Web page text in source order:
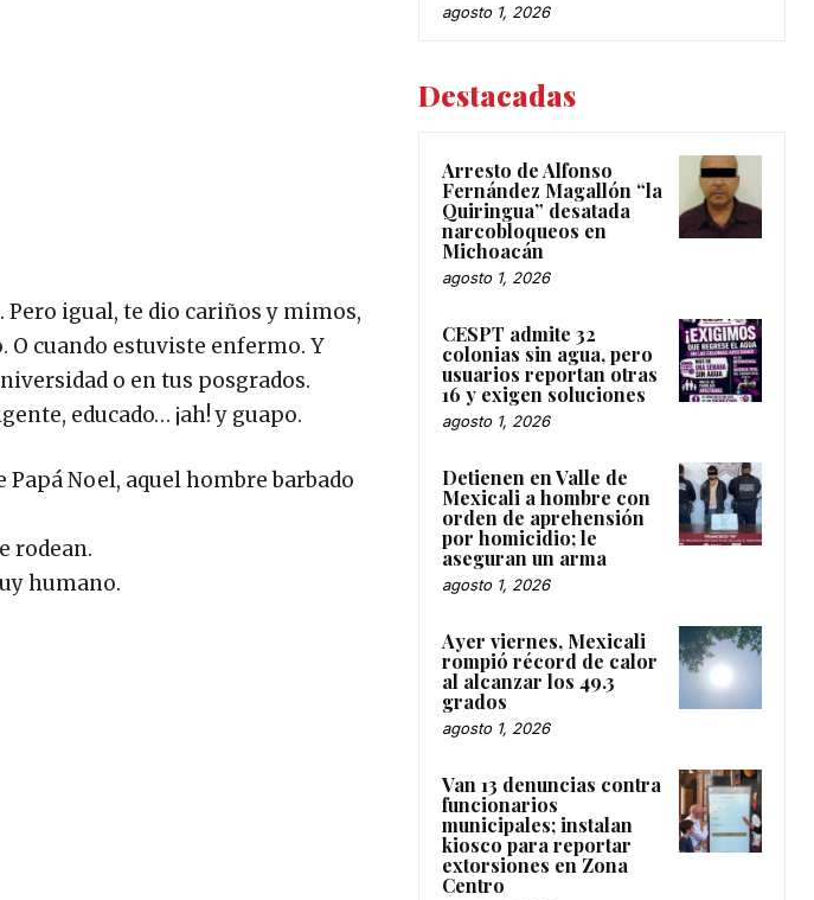
igual, te dio cariños y mimos,
cuando estuviste enfermo. Y
o en tus posgrados.
educado… ¡ah! y guapo.
Noel, aquel hombre barbado
rodean.
humano.
agosto 1, 2026
Destacadas
Arresto de Alfonso
Fernández Magallón “la
Quiringua” desatada
narcobloqueos en
Michoacán
agosto 1, 2026
CESPT admite 32
colonias sin agua, pero
usuarios reportan otras
16 y exigen soluciones
agosto 1, 2026
Detienen en Valle de
Mexicali a hombre con
orden de aprehensión
por homicidio; le
aseguran un arma
agosto 1, 2026
Ayer viernes, Mexicali
rompió récord de calor
al alcanzar los 49.3
grados
agosto 1, 2026
Van 13 denuncias contra
funcionarios
municipales; instalan
kiosco para reportar
extorsiones en Zona
Centro